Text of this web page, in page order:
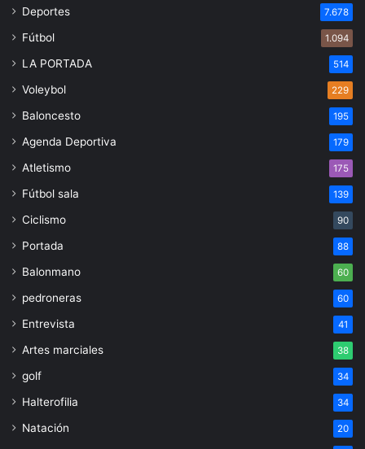
Deportes 7.678
Fútbol 1.094
LA PORTADA 514
Voleybol 229
Baloncesto 195
Agenda Deportiva 179
Atletismo 175
Fútbol sala 139
Ciclismo 90
Portada 88
Balonmano 60
pedroneras 60
Entrevista 41
Artes marciales 38
golf 34
Halterofilia 34
Natación 20